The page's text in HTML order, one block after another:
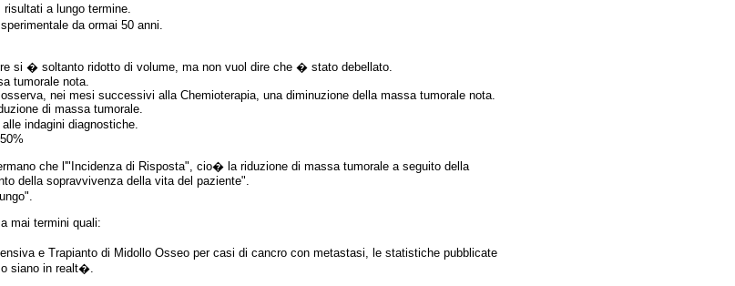
a lungo termine.
da ormai 50 anni.
si � soltanto ridotto di volume, ma non vuol dire che � stato debellato.
tumorale nota.
nei mesi successivi alla Chemioterapia, una diminuzione della massa tumorale nota.
di massa tumorale.
indagini diagnostiche.
che l'"Incidenza di Risposta", cio� la riduzione di massa tumorale a seguito della
della sopravvivenza della vita del paziente".
mai termini quali:
e Trapianto di Midollo Osseo per casi di cancro con metastasi, le statistiche pubblicate
siano in realt�.